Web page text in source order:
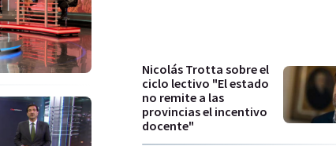
Nicolás Trotta sobre el
ciclo lectivo "El estado
no remite a las
provincias el incentivo
docente"